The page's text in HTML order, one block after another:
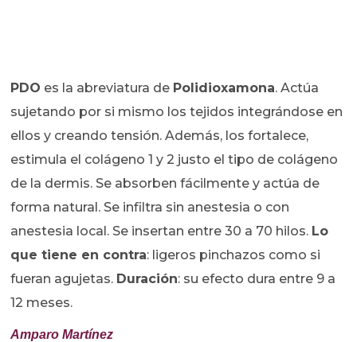
PDO es la abreviatura de Polidioxamona. Actúa
sujetando por si mismo los tejidos integrándose en
ellos y creando tensión. Además, los fortalece,
estimula el colágeno 1 y 2 justo el tipo de colágeno
de la dermis. Se absorben fácilmente y actúa de
forma natural. Se infiltra sin anestesia o con
anestesia local. Se insertan entre 30 a 70 hilos. Lo
que tiene en contra: ligeros pinchazos como si
fueran agujetas. Duración: su efecto dura entre 9 a
12 meses.
Amparo Martínez